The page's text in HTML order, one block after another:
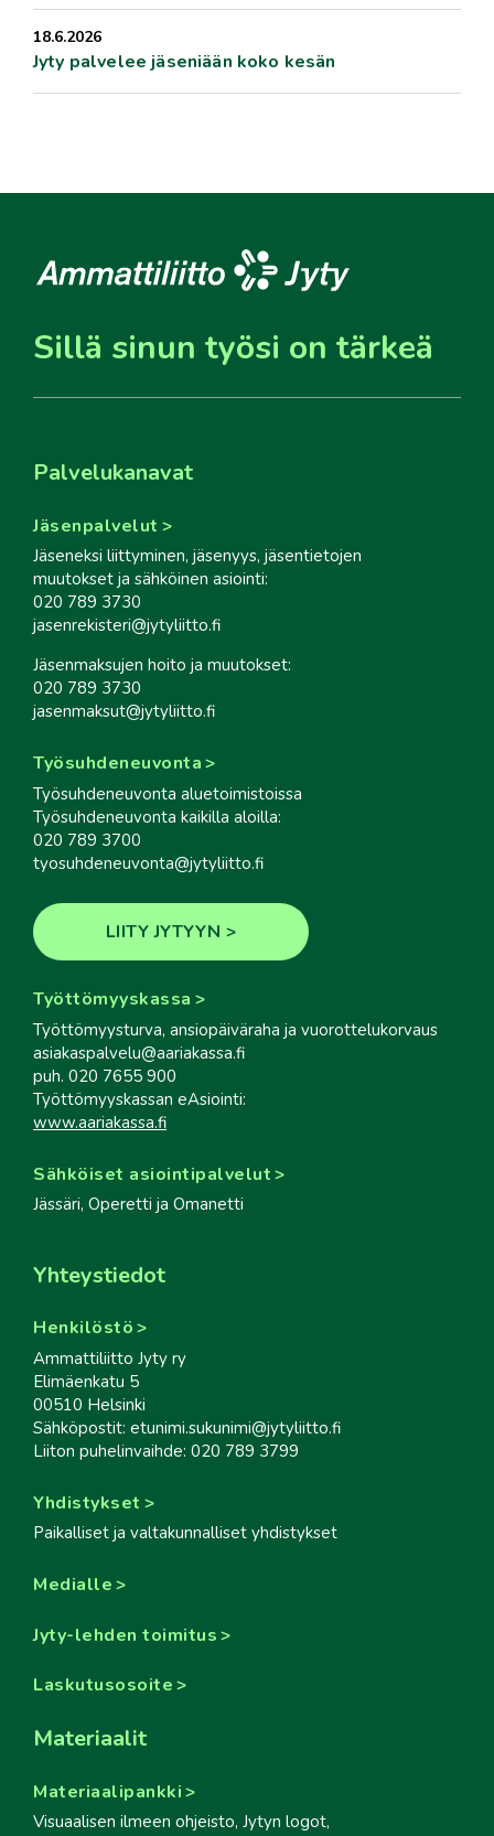
18.6.2026
Jyty palvelee jäseniään koko kesän
Sillä sinun työsi on tärkeä
Palvelukanavat
Jäsenpalvelut
Jäseneksi liittyminen, jäsenyys, jäsentietojen
muutokset ja sähköinen asiointi:
020 789 3730
jasenrekisteri@jytyliitto.fi
Jäsenmaksujen hoito ja muutokset:
020 789 3730
jasenmaksut@jytyliitto.fi
Työsuhdeneuvonta
Työsuhdeneuvonta aluetoimistoissa
Työsuhdeneuvonta kaikilla aloilla:
020 789 3700
tyosuhdeneuvonta@jytyliitto.fi
LIITY JYTYYN
Työttömyyskassa
Työttömyysturva, ansiopäiväraha ja vuorottelukorvaus
asiakaspalvelu@aariakassa.fi
puh. 020 7655 900
Työttömyyskassan eAsiointi:
www.aariakassa.fi
Sähköiset asiointipalvelut
Jässäri, Operetti ja Omanetti
Yhteystiedot
Henkilöstö
Ammattiliitto Jyty ry
Elimäenkatu 5
00510 Helsinki
Sähköpostit: etunimi.sukunimi@jytyliitto.fi
Liiton puhelinvaihde: 020 789 3799
Yhdistykset
Paikalliset ja valtakunnalliset yhdistykset
Medialle
Jyty-lehden toimitus
Laskutusosoite
Materiaalit
Materiaalipankki
Visuaalisen ilmeen ohjeisto, Jytyn logot,